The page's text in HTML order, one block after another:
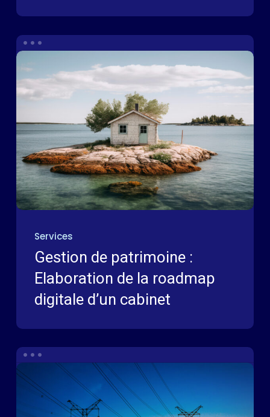
Services
Gestion de patrimoine :
Elaboration de la roadmap
digitale d’un cabinet